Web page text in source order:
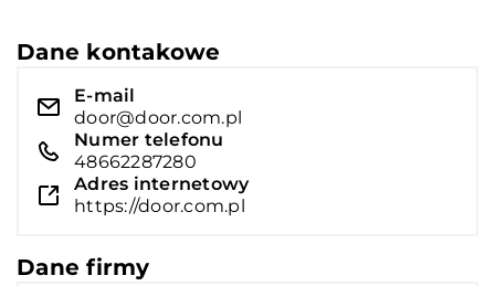
Dane kontakowe
E-mail
door@door.com.pl
Numer telefonu
48662287280
Adres internetowy
https://door.com.pl
Dane firmy